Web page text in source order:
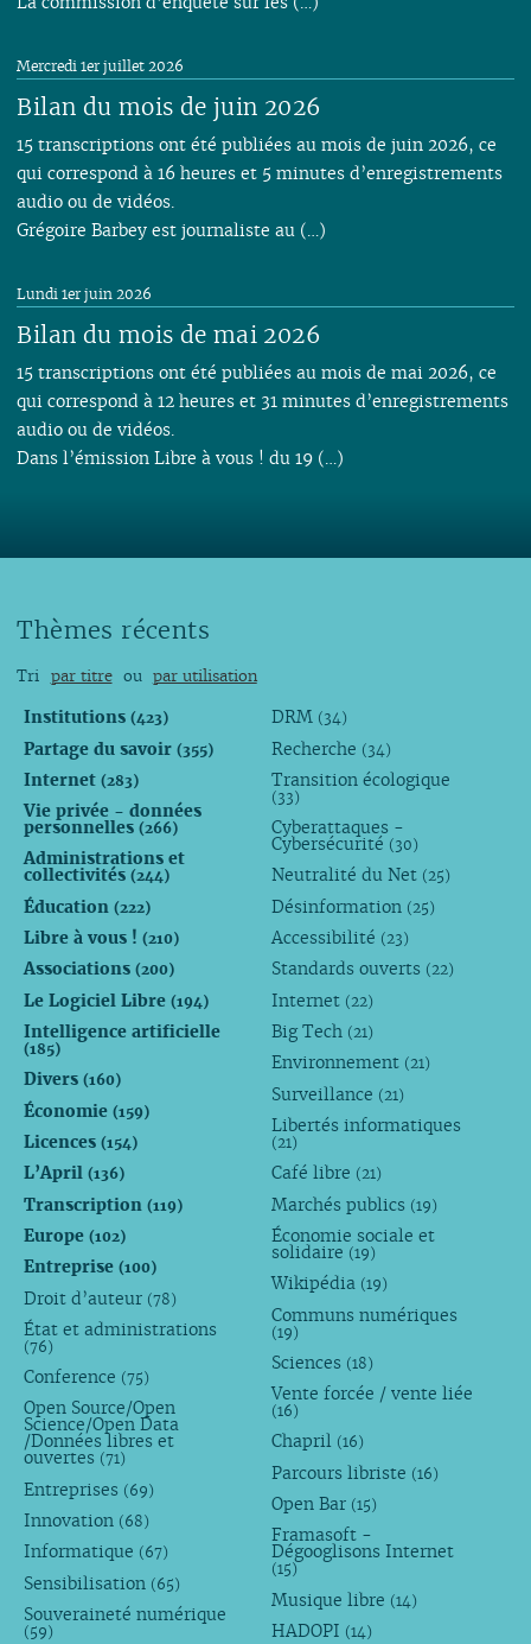
Bilan du mois de juin 2026
Mercredi 1er juillet 2026
15 transcriptions ont été publiées au mois de juin 2026, ce
qui correspond à 16 heures et 5 minutes d’enregistrements
audio ou de vidéos.
Grégoire Barbey est journaliste au (…)
Bilan du mois de mai 2026
Lundi 1er juin 2026
15 transcriptions ont été publiées au mois de mai 2026, ce
qui correspond à 12 heures et 31 minutes d’enregistrements
audio ou de vidéos.
Dans l’émission Libre à vous ! du 19 (…)
Thèmes récents
Tri par titre ou par utilisation
Institutions (423)
Partage du savoir (355)
Internet (283)
Vie privée - données
personnelles (266)
Administrations et
collectivités (244)
Éducation (222)
Libre à vous ! (210)
Associations (200)
Le Logiciel Libre (194)
Intelligence artificielle
(185)
Divers (160)
Économie (159)
Licences (154)
L’April (136)
Transcription (119)
Europe (102)
Entreprise (100)
Droit d’auteur (78)
État et administrations
(76)
Conference (75)
Open Source/Open
Science/Open Data
/Données libres et
ouvertes (71)
Entreprises (69)
Innovation (68)
Informatique (67)
Sensibilisation (65)
Souveraineté numérique
(59)
DRM (34)
Recherche (34)
Transition écologique
(33)
Cyberattaques -
Cybersécurité (30)
Neutralité du Net (25)
Désinformation (25)
Accessibilité (23)
Standards ouverts (22)
Internet (22)
Big Tech (21)
Environnement (21)
Surveillance (21)
Libertés informatiques
(21)
Café libre (21)
Marchés publics (19)
Économie sociale et
solidaire (19)
Wikipédia (19)
Communs numériques
(19)
Sciences (18)
Vente forcée / vente liée
(16)
Chapril (16)
Parcours libriste (16)
Open Bar (15)
Framasoft -
Dégooglisons Internet
(15)
Musique libre (14)
HADOPI (14)